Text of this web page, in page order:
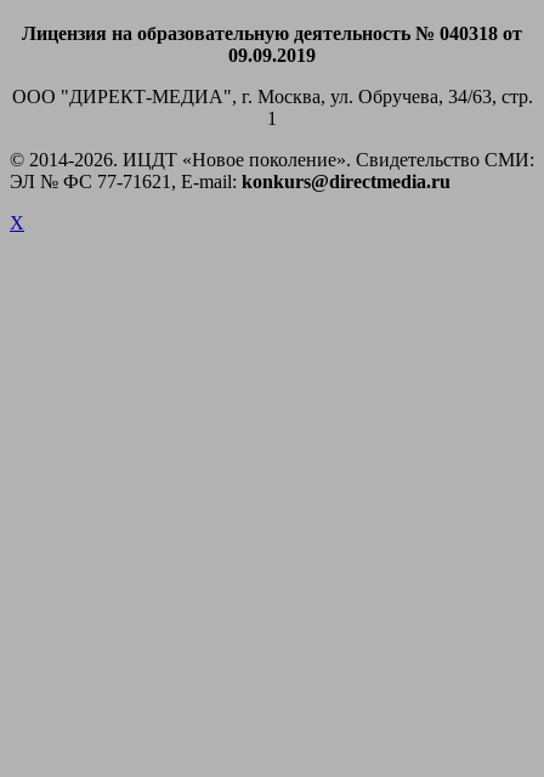
Лицензия на образовательную деятельность № 040318 от
09.09.2019
ООО "ДИРЕКТ-МЕДИА", г. Москва, ул. Обручева, 34/63, стр.
1
© 2014-2026. ИЦДТ «Новое поколение». Свидетельство СМИ:
ЭЛ № ФС 77-71621, E-mail: konkurs@directmedia.ru
X